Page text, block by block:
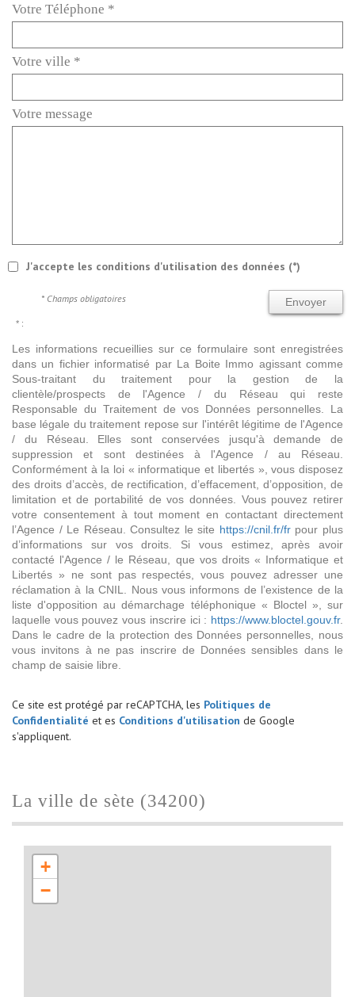
Votre Téléphone *
Votre ville *
Votre message
J'accepte les conditions d'utilisation des données (*)
Envoyer
* Champs obligatoires
* :
Les informations recueillies sur ce formulaire sont enregistrées
dans un fichier informatisé par La Boite Immo agissant comme
Sous-traitant du traitement pour la gestion de la
clientèle/prospects de l'Agence / du Réseau qui reste
Responsable du Traitement de vos Données personnelles. La
base légale du traitement repose sur l'intérêt légitime de l'Agence
/ du Réseau. Elles sont conservées jusqu'à demande de
suppression et sont destinées à l'Agence / au Réseau.
Conformément à la loi « informatique et libertés », vous disposez
des droits d’accès, de rectification, d’effacement, d’opposition, de
limitation et de portabilité de vos données. Vous pouvez retirer
votre consentement à tout moment en contactant directement
l’Agence / Le Réseau. Consultez le site https://cnil.fr/frpour plus
d’informations sur vos droits. Si vous estimez, après avoir
contacté l'Agence / le Réseau, que vos droits « Informatique et
Libertés » ne sont pas respectés, vous pouvez adresser une
réclamation à la CNIL. Nous vous informons de l’existence de la
liste d'opposition au démarchage téléphonique « Bloctel », sur
laquelle vous pouvez vous inscrire ici : https://www.bloctel.gouv.fr.
Dans le cadre de la protection des Données personnelles, nous
vous invitons à ne pas inscrire de Données sensibles dans le
champ de saisie libre.
Ce site est protégé par reCAPTCHA, les Politiques de
Confidentialité et es Conditions d'utilisation de Google
s'appliquent.
la ville de sète (34200)
+
−